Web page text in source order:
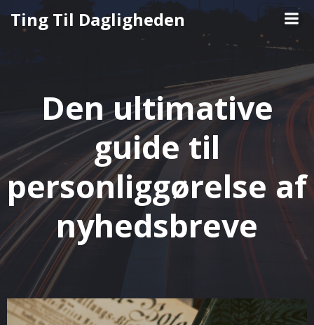
Videre
til
Ting Til Dagligheden
Den ultimative
guide til
personliggørelse af
nyhedsbreve